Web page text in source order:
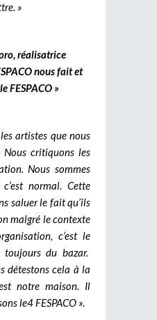
»
réalisatrice
nous fait et
FESPACO »
artistes que nous
Nous critiquons les
Nous sommes
normal. Cette
saluer le fait qu’ils
malgré le contexte
c’est le
du bazar.
détestons cela à la
notre maison. Il
le4 FESPACO ».